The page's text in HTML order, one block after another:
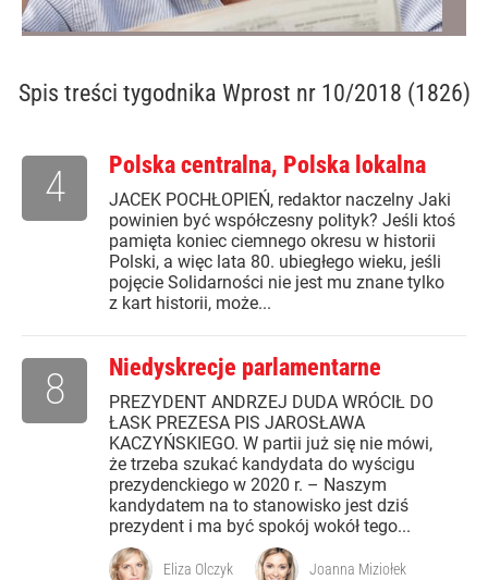
Spis treści tygodnika Wprost nr 10/2018 (1826)
Polska centralna, Polska lokalna
JACEK POCHŁOPIEŃ, redaktor naczelny Jaki
powinien być współczesny polityk? Jeśli ktoś
pamięta koniec ciemnego okresu w historii
Polski, a więc lata 80. ubiegłego wieku, jeśli
pojęcie Solidarności nie jest mu znane tylko
z kart historii, może...
4
Niedyskrecje parlamentarne
PREZYDENT ANDRZEJ DUDA WRÓCIŁ DO
ŁASK PREZESA PIS JAROSŁAWA
KACZYŃSKIEGO. W partii już się nie mówi,
że trzeba szukać kandydata do wyścigu
prezydenckiego w 2020 r. – Naszym
kandydatem na to stanowisko jest dziś
prezydent i ma być spokój wokół tego...
8
Eliza Olczyk Joanna Miziołek